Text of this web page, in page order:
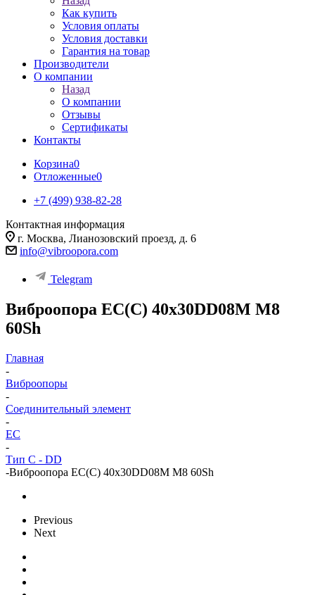
Как купить
Условия оплаты
Условия доставки
Гарантия на товар
Производители
О компании
Назад
О компании
Отзывы
Сертификаты
Контакты
Корзина0
Отложенные0
+7 (499) 938-82-28
Контактная информация
г. Москва, Лианозовский проезд, д. 6
info@vibroopora.com
Telegram
Виброопора EC(C) 40x30DD08M M8
60Sh
Главная
-
Виброопоры
-
Cоединительный элемент
-
EC
-
Тип C - DD
-Виброопора EC(C) 40x30DD08M M8 60Sh
Previous
Next